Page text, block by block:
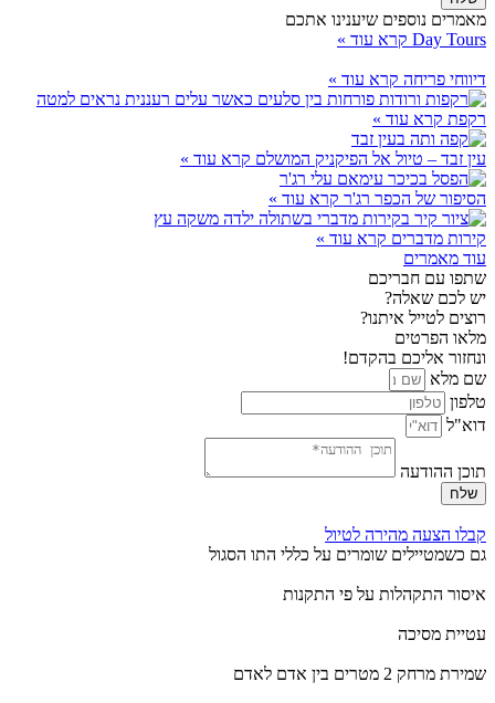
מאמרים נוספים שיענינו אתכם
Day Tours קרא עוד »
דיווחי פריחהקרא עוד »
רקפתקרא עוד »
עין זבד – טיול אל הפיקניק המושלםקרא עוד »
הסיפור של הכפר רג'רקרא עוד »
קירות מדבריםקרא עוד »
עוד מאמרים
שתפו עם חבריכם
יש לכם שאלה?
רוצים לטייל איתנו?
מלאו הפרטים
ונחזור אליכם בהקדם!
שם מלא
טלפון
דוא"ל
תוכן ההודעה
שלח
קבלו הצעה מהירה לטיול
גם כשמטיילים שומרים על כללי התו הסגול
איסור התקהלות על פי התקנות
עטיית מסיכה
שמירת מרחק 2 מטרים בין אדם לאדם